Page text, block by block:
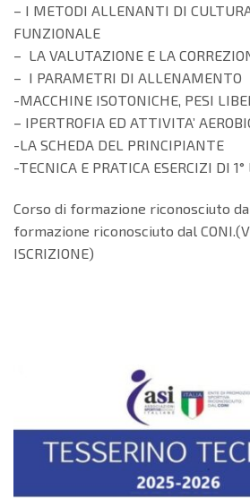
– I METODI ALLENANTI DI
FUNZIONALE
– LA VALUTAZIONE E LA
– I PARAMETRI DI ALLENAMENTO
-MACCHINE ISOTONICHE, PESI
– IPERTROFIA ED ATTIVITA’
-LA SCHEDA DEL PRINCIPIANTE
-TECNICA E PRATICA ESERCIZI DI 1°
Corso di formazione riconosciuto
formazione riconosciuto dal
ISCRIZIONE)